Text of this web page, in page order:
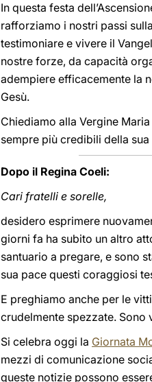
In questa festa
rafforziamo i nostri passi
testimoniare e vivere il
nostre forze, da capacità
adempiere efficacemente la
Gesù.
Chiediamo alla Vergine
sempre più credibili della
Dopo il Regina Coeli:
Cari fratelli e sorelle,
desidero esprimere
giorni fa ha subito un altro
santuario a pregare, e sono
sua pace questi coraggiosi
E preghiamo anche per le
crudelmente spezzate. Sono
Si celebra oggi la Giornata
mezzi di comunicazione
queste notizie possono